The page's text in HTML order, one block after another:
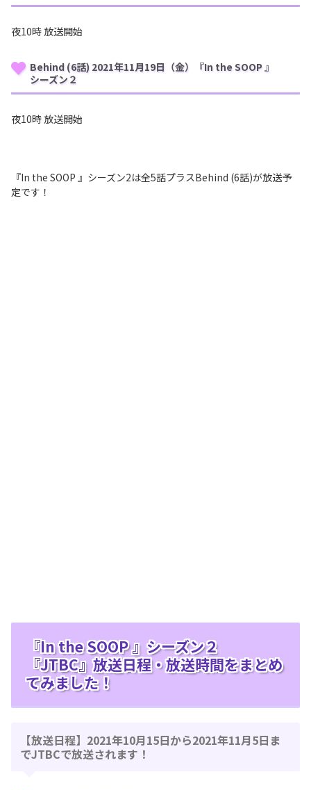
夜10時 放送開始
Behind (6話) 2021年11月19日（金）『In the SOOP 』
シーズン２
夜10時 放送開始
『In the SOOP 』シーズン2は全5話プラスBehind (6話)が放送予
定です！
『In the SOOP 』シーズン２
『JTBC』放送日程・放送時間をまとめ
てみました！
【放送日程】2021年10月15日から2021年11月5日ま
でJTBCで放送されます！